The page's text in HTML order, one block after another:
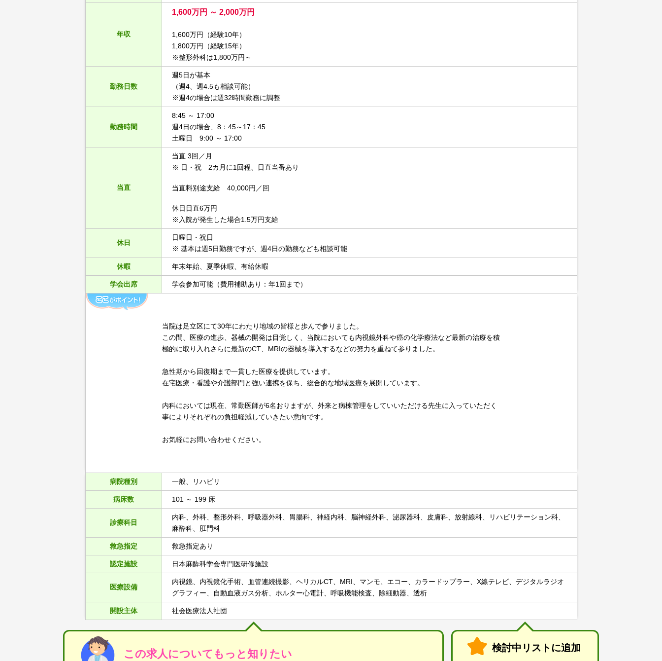
年収
1,600万円 ～ 2,000万円
1,600万円（経験10年）
1,800万円（経験15年）
※整形外科は1,800万円～
勤務日数
週5日が基本
（週4、週4.5も相談可能）
※週4の場合は週32時間勤務に調整
勤務時間
8:45 ～ 17:00
週4日の場合、8：45～17：45
土曜日 9:00 ～ 17:00
当直
当直 3回／月
※ 日・祝 2カ月に1回程、日直当番あり
当直料別途支給 40,000円／回
休日日直6万円
※入院が発生した場合1.5万円支給
休日
日曜日・祝日
※ 基本は週5日勤務ですが、週4日の勤務なども相談可能
休暇 年末年始、夏季休暇、有給休暇
学会出席 学会参加可能（費用補助あり：年1回まで）
当院は足立区にて30年にわたり地域の皆様と歩んで参りました。
この間、医療の進歩、器械の開発は目覚しく、当院においても内視鏡外科や癌の化学療法など最新の治療を積
極的に取り入れさらに最新のCT、MRIの器械を導入するなどの努力を重ねて参りました。
急性期から回復期まで一貫した医療を提供しています。
在宅医療・看護や介護部門と強い連携を保ち、総合的な地域医療を展開しています。
内科においては現在、常勤医師が6名おりますが、外来と病棟管理をしていいただける先生に入っていただく
事によりそれぞれの負担軽減していきたい意向です。
お気軽にお問い合わせください。
病院種別 一般、リハビリ
病床数 101 ～ 199 床
診療科目
内科、外科、整形外科、呼吸器外科、胃腸科、神経内科、脳神経外科、泌尿器科、皮膚科、放射線科、リハビリテーション科、
麻酔科、肛門科
救急指定 救急指定あり
認定施設 日本麻酔科学会専門医研修施設
医療設備
内視鏡、内視鏡化手術、血管連続撮影、ヘリカルCT、MRI、マンモ、エコー、カラードップラー、X線テレビ、デジタルラジオ
グラフィー、自動血液ガス分析、ホルター心電計、呼吸機能検査、除細動器、透析
開設主体 社会医療法人社団
この求人についてもっと知りたい 検討中リストに追加